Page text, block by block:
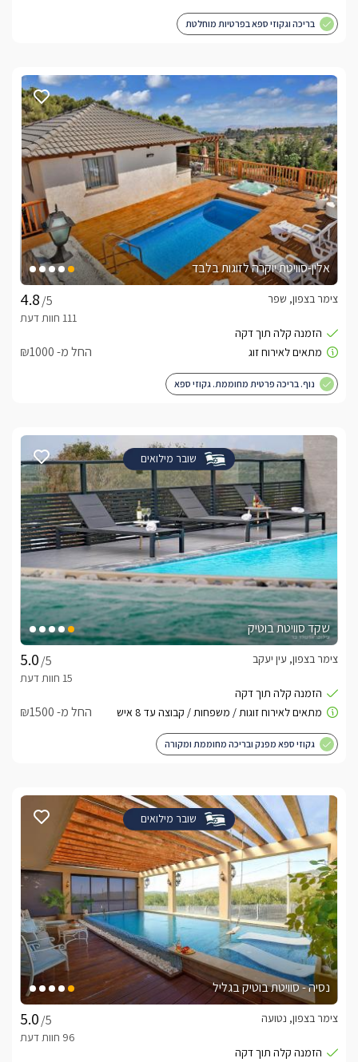
בריכה וגקוזי ספא בפרטיות מוחלטת
אלין-סוויטת יוקרה לזוגות בלבד
/5
צימר בצפון, שפר
החל מ- ₪1000
נוף. בריכה פרטית מחוממת. גקוזי ספא
שובר מילואים
שקד סוויטת בוטיק
/5
צימר בצפון, עין יעקב
החל מ- ₪1500
גקוזי ספא מפנק ובריכה מחוממת ומקורה
שובר מילואים
נסיה - סוויטת בוטיק בגליל
/5
צימר בצפון, נטועה